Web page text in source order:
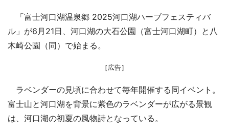
「富士河口湖温泉郷 2025河口湖ハーブフェスティバ
ル」が6月21日、河口湖の大石公園（富士河口湖町）と八
木崎公園（同）で始まる。
［広告］
ラベンダーの見頃に合わせて毎年開催する同イベント。
富士山と河口湖を背景に紫色のラベンダーが広がる景観
は、河口湖の初夏の風物詩となっている。